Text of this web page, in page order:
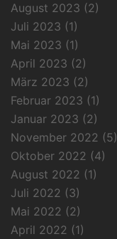
August 2023 (2)
Juli 2023 (1)
Mai 2023 (1)
April 2023 (2)
März 2023 (2)
Februar 2023 (1)
Januar 2023 (2)
November 2022 (5)
Oktober 2022 (4)
August 2022 (1)
Juli 2022 (3)
Mai 2022 (2)
April 2022 (1)